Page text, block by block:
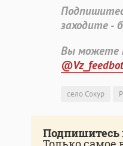
заходите -
Вы можете
@Vz_feedbot
село Сокур
Подпишитесь